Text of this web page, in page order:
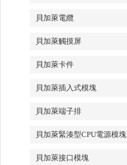
貝加萊電纜
貝加萊觸摸屏
貝加萊卡件
貝加萊插入式模塊
貝加萊端子排
貝加萊緊湊型CPU電源模塊
貝加萊接口模塊